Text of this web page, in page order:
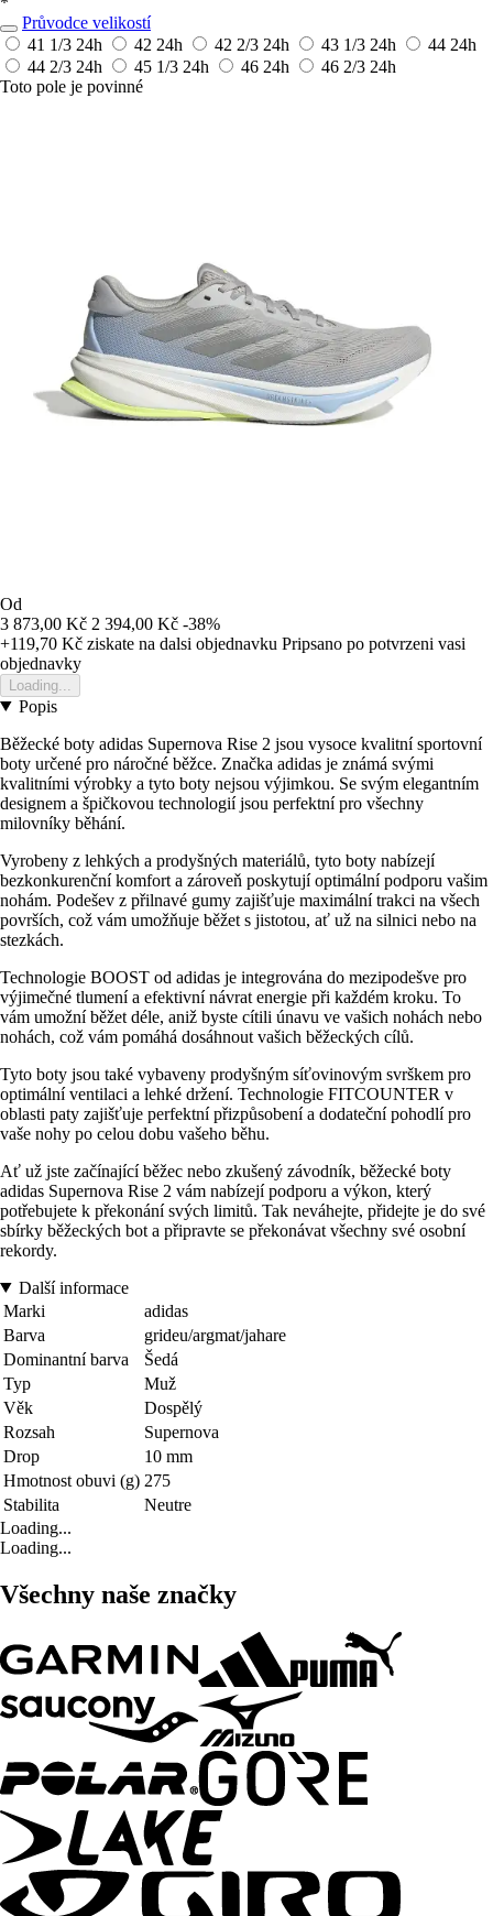
Průvodce velikostí
41 1/3 24h 42 24h 42 2/3 24h 43 1/3 24h 44 24h
44 2/3 24h 45 1/3 24h 46 24h 46 2/3 24h
Toto pole je povinné
Od
3 873,00 Kč 2 394,00 Kč -38%
+119,70 Kč ziskate na dalsi objednavku Pripsano po potvrzeni vasi
objednavky
Loading...
Popis
Běžecké boty adidas Supernova Rise 2 jsou vysoce kvalitní sportovní
boty určené pro náročné běžce. Značka adidas je známá svými
kvalitními výrobky a tyto boty nejsou výjimkou. Se svým elegantním
designem a špičkovou technologií jsou perfektní pro všechny
milovníky běhání.
Vyrobeny z lehkých a prodyšných materiálů, tyto boty nabízejí
bezkonkurenční komfort a zároveň poskytují optimální podporu vašim
nohám. Podešev z přilnavé gumy zajišťuje maximální trakci na všech
površích, což vám umožňuje běžet s jistotou, ať už na silnici nebo na
stezkách.
Technologie BOOST od adidas je integrována do mezipodešve pro
výjimečné tlumení a efektivní návrat energie při každém kroku. To
vám umožní běžet déle, aniž byste cítili únavu ve vašich nohách nebo
nohách, což vám pomáhá dosáhnout vašich běžeckých cílů.
Tyto boty jsou také vybaveny prodyšným síťovinovým svrškem pro
optimální ventilaci a lehké držení. Technologie FITCOUNTER v
oblasti paty zajišťuje perfektní přizpůsobení a dodateční pohodlí pro
vaše nohy po celou dobu vašeho běhu.
Ať už jste začínající běžec nebo zkušený závodník, běžecké boty
adidas Supernova Rise 2 vám nabízejí podporu a výkon, který
potřebujete k překonání svých limitů. Tak neváhejte, přidejte je do své
sbírky běžeckých bot a připravte se překonávat všechny své osobní
rekordy.
Další informace
Marki
adidas
Barva
grideu/argmat/jahare
Dominantní barva
Šedá
Typ
Muž
Věk
Dospělý
Rozsah
Supernova
Drop
10 mm
Hmotnost obuvi (g) 275
Stabilita
Neutre
Loading...
Loading...
Všechny naše značky